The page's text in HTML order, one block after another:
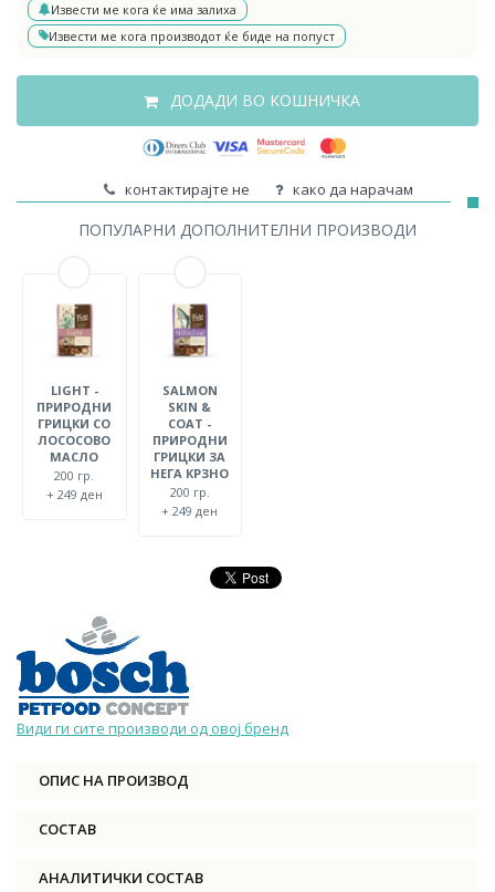
Извести ме кога ќе има залиха
Извести ме кога производот ќе биде на попуст
ДОДАДИ ВО КОШНИЧКА
контактирајте не како да нарачам
ПОПУЛАРНИ ДОПОЛНИТЕЛНИ ПРОИЗВОДИ
LIGHT -
ПРИРОДНИ
ГРИЦКИ СО
ЛОСОСОВО
МАСЛО
200 гр.
+ 249 ден
SALMON
SKIN &
COAT -
ПРИРОДНИ
ГРИЦКИ ЗА
НЕГА КРЗНО
200 гр.
+ 249 ден
Види ги сите производи од овој бренд
ОПИС НА ПРОИЗВОД
СОСТАВ
АНАЛИТИЧКИ СОСТАВ